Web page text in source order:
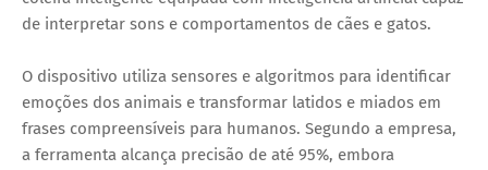
de interpretar sons e comportamentos de cães e gatos.
O dispositivo utiliza sensores e algoritmos para identificar
emoções dos animais e transformar latidos e miados em
frases compreensíveis para humanos. Segundo a empresa,
a ferramenta alcança precisão de até 95%, embora